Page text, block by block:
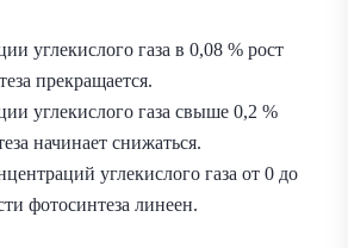
углекислого газа в 0,08 % рост
прекращается.
углекислого газа свыше 0,2 %
начинает снижаться.
углекислого газа от 0 до
фотосинтеза линеен.